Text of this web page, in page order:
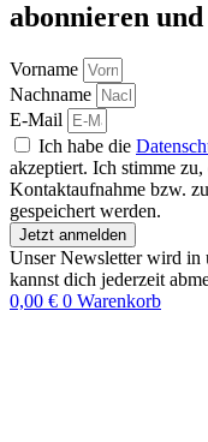
abon­nie­ren
Vorname
Nachname
E-Mail
Ich habe die
akzeptiert. Ich stimme
Kontaktaufnahme bzw.
gespeichert werden.
Jetzt anmelden
Unser Newsletter wird in
kannst dich jederzeit
0,00 € 0 Warenkorb